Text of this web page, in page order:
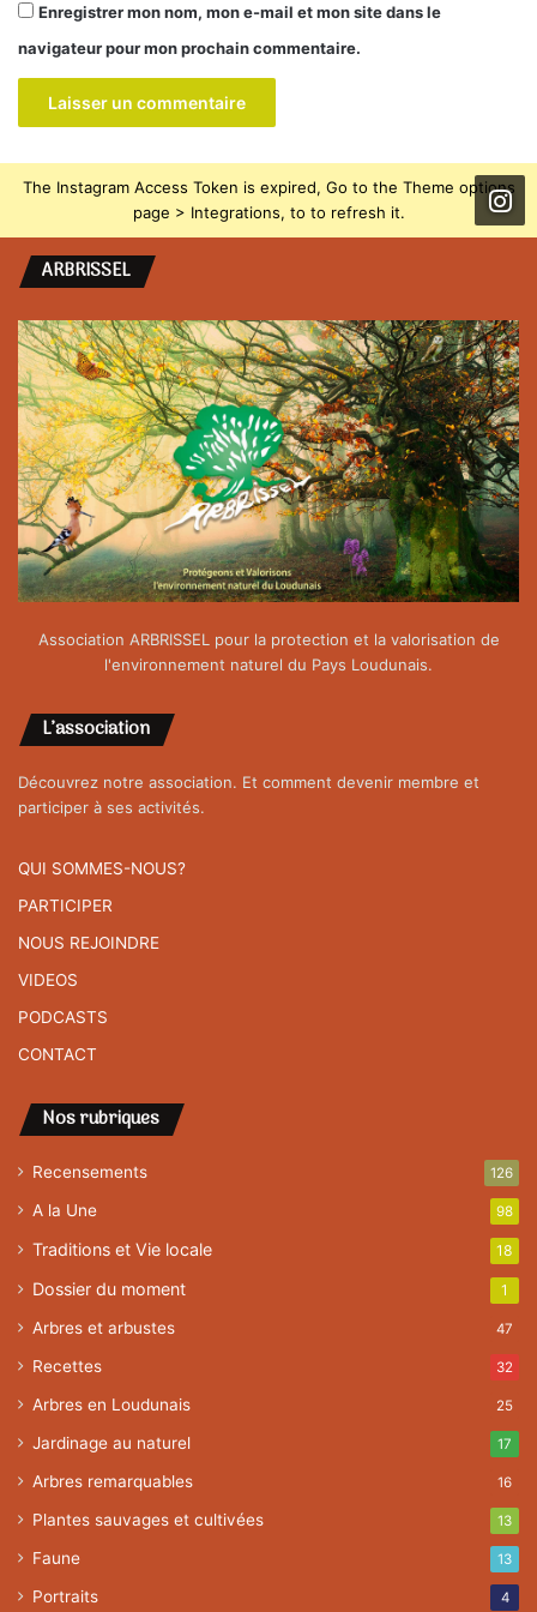
Enregistrer mon nom, mon e-mail et mon site dans le
navigateur pour mon prochain commentaire.
The Instagram Access Token is expired, Go to the Theme options
page > Integrations, to to refresh it.
ARBRISSEL
Association ARBRISSEL pour la protection et la valorisation de
l'environnement naturel du Pays Loudunais.
L’association
Découvrez notre association. Et comment devenir membre et
participer à ses activités.
QUI SOMMES-NOUS?
PARTICIPER
NOUS REJOINDRE
VIDEOS
PODCASTS
CONTACT
Nos rubriques
Recensements 126
A la Une 98
Traditions et Vie locale 18
Dossier du moment 1
Arbres et arbustes 47
Recettes 32
Arbres en Loudunais 25
Jardinage au naturel 17
Arbres remarquables 16
Plantes sauvages et cultivées 13
Faune 13
Portraits 4